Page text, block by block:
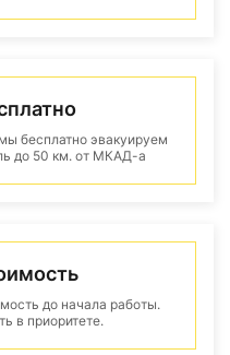
бесплатно эвакуируем
до 50 км. от МКАД-а
до начала работы.
в приоритете.